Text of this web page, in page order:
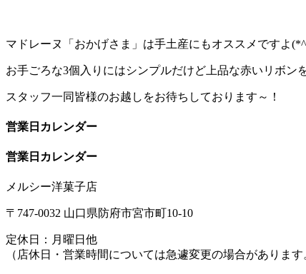
マドレーヌ「おかげさま」は手土産にもオススメですよ
お手ごろな3個入りにはシンプルだけど上品な赤いリボン
スタッフ一同皆様のお越しをお待ちしております～！
営業日カレンダー
営業日カレンダー
メルシー洋菓子店
〒747-0032 山口県防府市宮市町10-10
定休日：月曜日他
（店休日・営業時間については急遽変更の場合がありま